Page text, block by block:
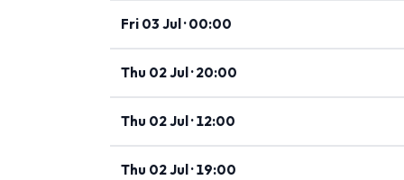
Fri 03 Jul · 00:00
Thu 02 Jul · 20:00
Thu 02 Jul · 12:00
Thu 02 Jul · 19:00